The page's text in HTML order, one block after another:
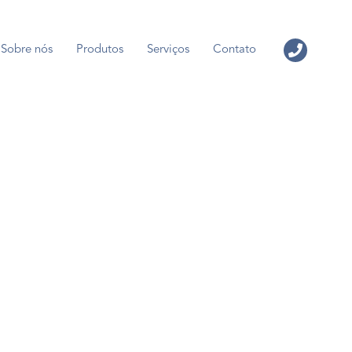
Sobre nós Produtos Serviços Contato